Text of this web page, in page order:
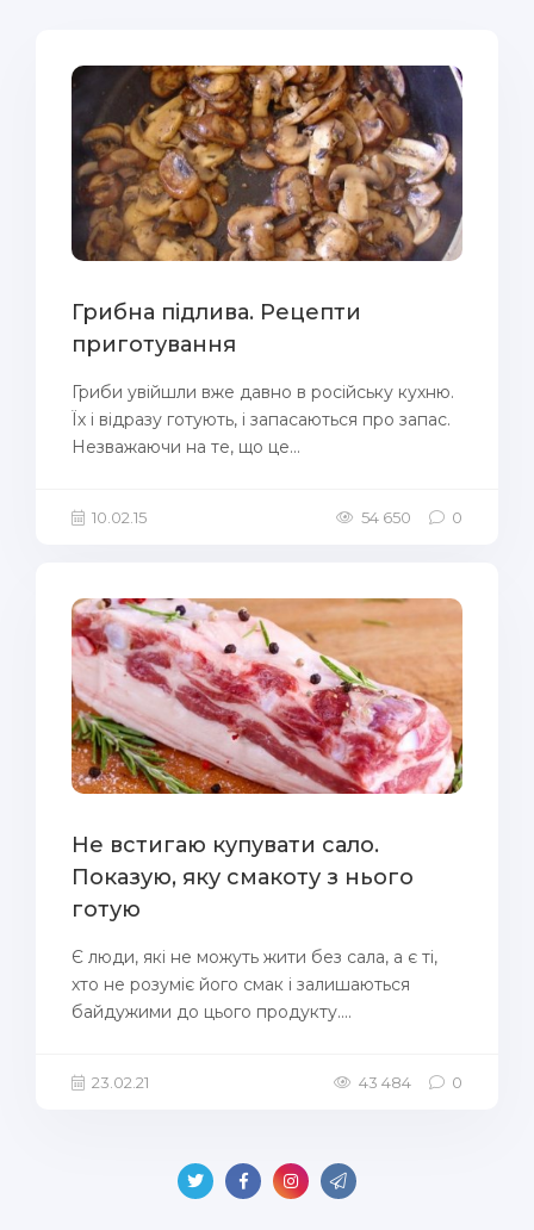
Грибна підлива. Рецепти
приготування
Гриби увійшли вже давно в російську кухню.
Їх і відразу готують, і запасаються про запас.
Незважаючи на те, що це...
10.02.15 54 650 0
Не встигаю купувати сало.
Показую, яку смакоту з нього
готую
Є люди, які не можуть жити без сала, а є ті,
хто не розуміє його смак і залишаються
байдужими до цього продукту....
23.02.21 43 484 0